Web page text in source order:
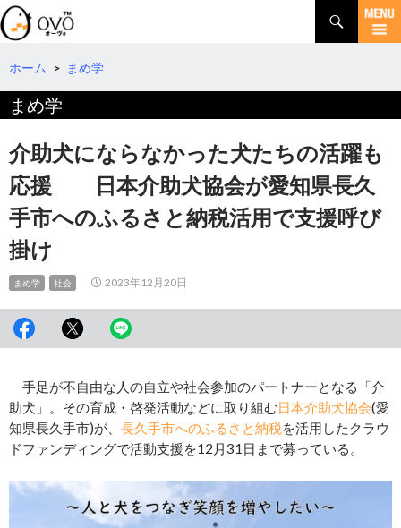
検
索
コ
テ
へ
動
ホーム > まめ学
まめ学
介助犬にならなかった犬たちの活躍も
応援 日本介助犬協会が愛知県長久
手市へのふるさと納税活用で支援呼び
掛け
まめ学 社会 2023年12月20日
手足が不自由な人の自立や社会参加のパートナーとなる「介
助犬」。その育成・啓発活動などに取り組む日本介助犬協会(愛
知県長久手市)が、 長久手市へのふるさと納税を活用したクラウ
ドファンディングで活動支援を12月31日まで募っている。